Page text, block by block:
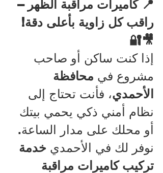
📍 كاميرات مراقبة الظهر –
راقب كل زاوية بأعلى دقة!
🎥🔐
إذا كنت ساكن أو صاحب
مشروع في محافظة
الأحمدي، فأنت تحتاج إلى
نظام أمني ذكي يحمي بيتك
أو محلك على مدار الساعة.
نوفر لك في الأحمدي خدمة
تركيب كاميرات مراقبة